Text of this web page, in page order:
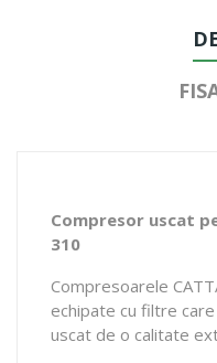
Compresor uscat
310
Compresoarele
echipate cu filtre
uscat de o calitate